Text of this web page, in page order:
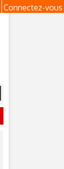
Connectez-vous